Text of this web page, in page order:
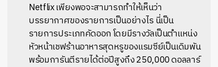
Netflix เพียงพอจะสามารถทำให้เห็นว่า
บรรยากาศของรายการเป็นอย่างไร นี่เป็น
รายการประเภทคัดออก โดยมีรางวัลเป็นตำแหน่ง
หัวหน้าเชฟร้านอาหารสุดหรูของแรมซีย์เป็นเดิมพัน
พร้อมการันตีรายได้ต่อปีสูงถึง 250,000 ดอลลาร์